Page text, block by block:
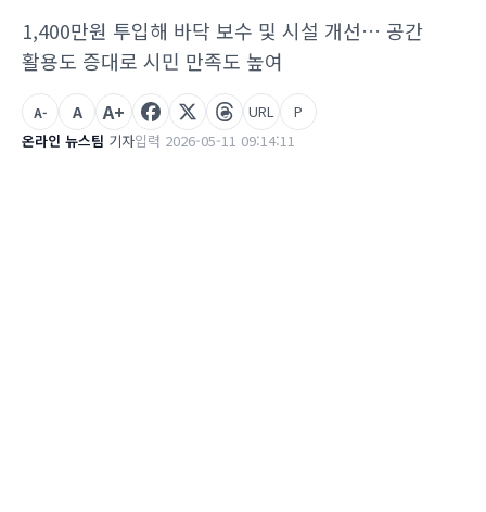
1,400만원 투입해 바닥 보수 및 시설 개선… 공간
활용도 증대로 시민 만족도 높여
온라인 뉴스팀 기자입력 2026-05-11 09:14:11
A- A A+ URL P